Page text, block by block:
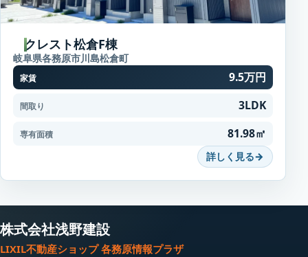
クレスト松倉F棟
岐阜県各務原市川島松倉町
家賃 9.5万円
間取り 3LDK
専有面積 81.98㎡
詳しく見る
株式会社浅野建設
LIXIL不動産ショップ 各務原情報プラザ